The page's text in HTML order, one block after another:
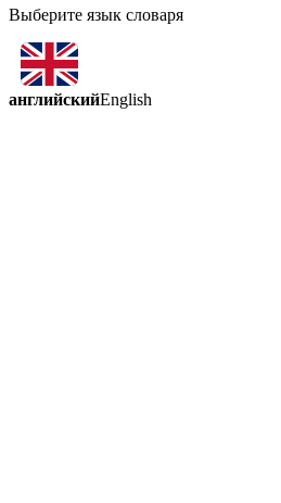
Выберите язык словаря
английскийEnglish